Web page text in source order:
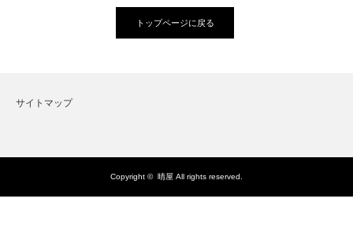
トップページに戻る
サイトマップ
Copyright © 晴屋 All rights reserved.